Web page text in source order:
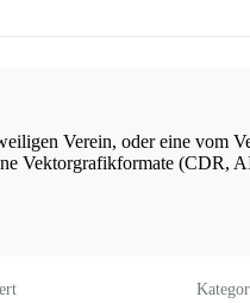
Verein, oder eine vom
Vektorgrafikformate (CDR,